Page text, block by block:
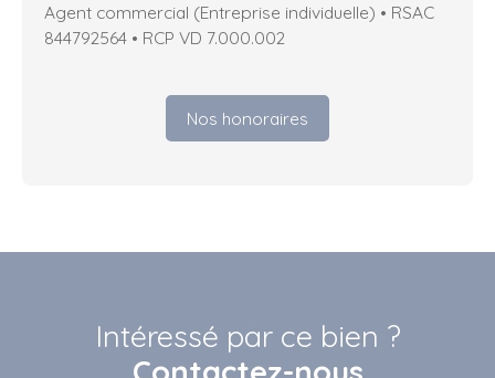
Agent commercial (Entreprise individuelle) • RSAC
844792564 • RCP VD 7.000.002
Nos honoraires
Intéressé par ce bien ?